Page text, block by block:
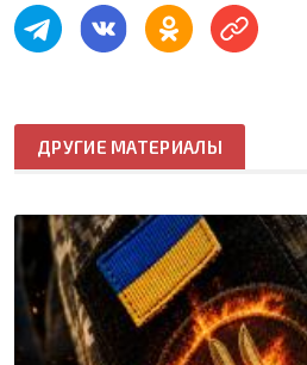
ДРУГИЕ МАТЕРИАЛЫ